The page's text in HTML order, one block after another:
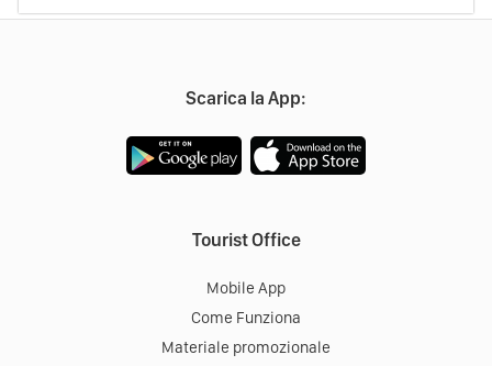
Scarica la App:
Tourist Office
Mobile App
Come Funziona
Materiale promozionale